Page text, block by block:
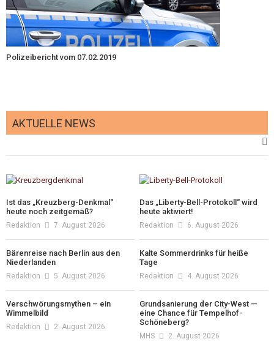
Polizeibericht vom 07.02.2019
AKTUELLE NEWS
Ist das „Kreuzberg-Denkmal“
heute noch zeitgemäß?
Redaktion 7. August 2026
Das „Liberty-Bell-Protokoll“ wird
heute aktiviert!
Redaktion 6. August 2026
Bärenreise nach Berlin aus den
Niederlanden
Redaktion 5. August 2026
Kalte Sommerdrinks für heiße
Tage
Redaktion 4. August 2026
Verschwörungsmythen – ein
Wimmelbild
Redaktion 2. August 2026
Grundsanierung der City-West —
eine Chance für Tempelhof-
Schöneberg?
MHS 2. August 2026